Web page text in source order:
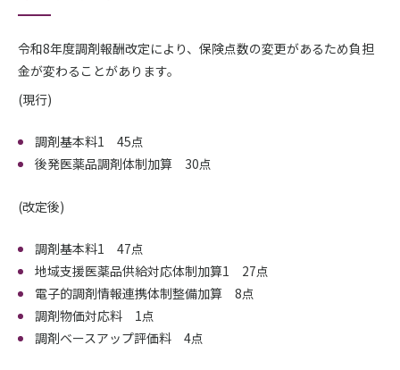
令和8年度調剤報酬改定により、保険点数の変更があるため負担
金が変わることがあります。
(現行)
調剤基本料1 45点
後発医薬品調剤体制加算 30点
(改定後)
調剤基本料1 47点
地域支援医薬品供給対応体制加算1 27点
電子的調剤情報連携体制整備加算 8点
調剤物価対応料 1点
調剤ベースアップ評価料 4点